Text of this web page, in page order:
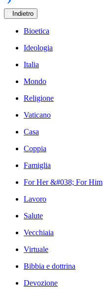
Indietro
Bioetica
Ideologia
Italia
Mondo
Religione
Vaticano
Casa
Coppia
Famiglia
For Her &#038; For Him
Lavoro
Salute
Vecchiaia
Virtuale
Bibbia e dottrina
Devozione